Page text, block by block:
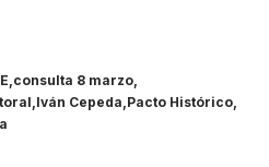
consulta 8 marzo
Iván Cepeda Pacto Histórico